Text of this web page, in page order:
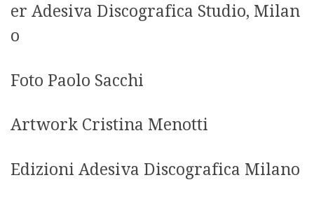
er Adesiva Discografica Studio, Milan
o
Foto Paolo Sacchi
Artwork Cristina Menotti
Edizioni Adesiva Discografica Milano